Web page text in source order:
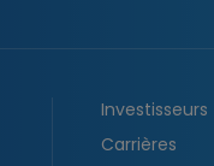
Investisseurs
Carrières